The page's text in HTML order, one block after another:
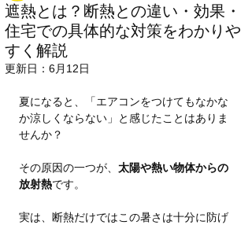
遮熱とは？断熱との違い・効果・
住宅での具体的な対策をわかりや
すく解説
更新日： 6月12日
夏になると、「エアコンをつけてもなかな
か涼しくならない」と感じたことはありま
せんか？
その原因の一つが、 太陽や熱い物体からの
放射熱です。
実は、断熱だけではこの暑さは十分に防げ